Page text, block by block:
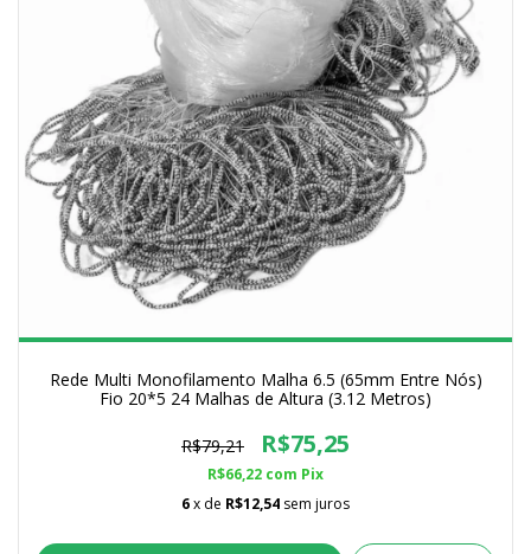
Rede Multi Monofilamento Malha 6.5 (65mm Entre Nós)
Fio 20*5 24 Malhas de Altura (3.12 Metros)
R$79,21 R$75,25
R$66,22 com Pix
6x de R$12,54 sem juros